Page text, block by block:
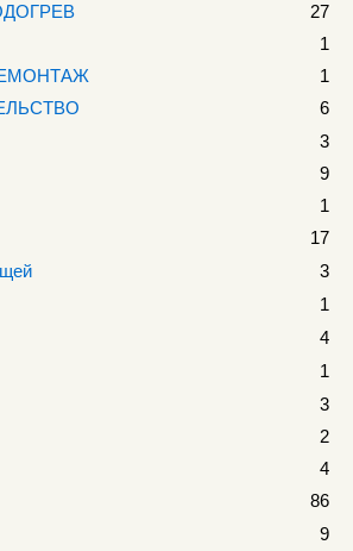
27
1
1
6
3
9
1
17
3
1
4
1
3
2
4
86
9